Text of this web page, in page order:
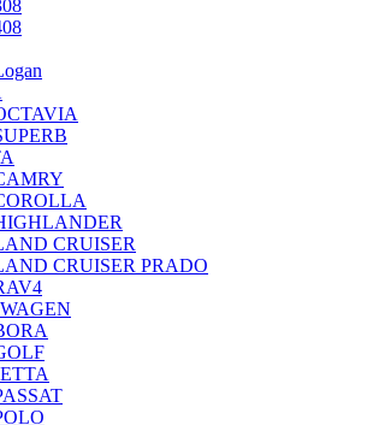
CRUISER
CRUISER PRADO